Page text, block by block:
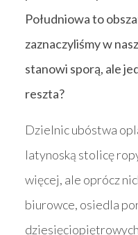
Południowa to
zaznaczyliśmy w
stanowi sporą, ale
reszta?
Dzielnic ubóstwa
latynoską stolicę
więcej, ale oprócz
biurowce, osiedla